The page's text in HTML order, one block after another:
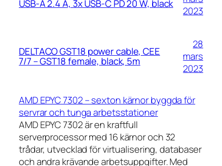
USB-A 2.4 A, 3x USB-C PD 20 W, black
2023
DELTACO GST18 power cable, CEE
7/7 – GST18 female, black, 5m
28
mars
2023
AMD EPYC 7302 – sexton kärnor byggda för
servrar och tunga arbetsstationer
AMD EPYC 7302 är en kraftfull
serverprocessor med 16 kärnor och 32
trådar, utvecklad för virtualisering, databaser
och andra krävande arbetsuppgifter. Med